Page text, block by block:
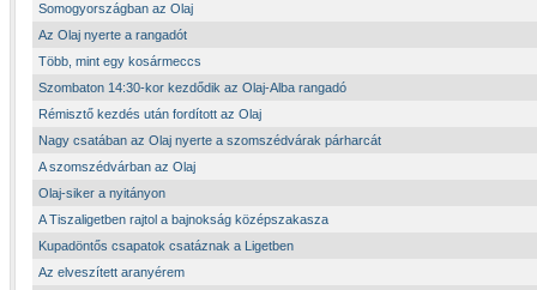
Somogyországban az Olaj
Az Olaj nyerte a rangadót
Több, mint egy kosármeccs
Szombaton 14:30-kor kezdődik az Olaj-Alba rangadó
Rémisztő kezdés után fordított az Olaj
Nagy csatában az Olaj nyerte a szomszédvárak párharcát
A szomszédvárban az Olaj
Olaj-siker a nyitányon
A Tiszaligetben rajtol a bajnokság középszakasza
Kupadöntős csapatok csatáznak a Ligetben
Az elveszített aranyérem